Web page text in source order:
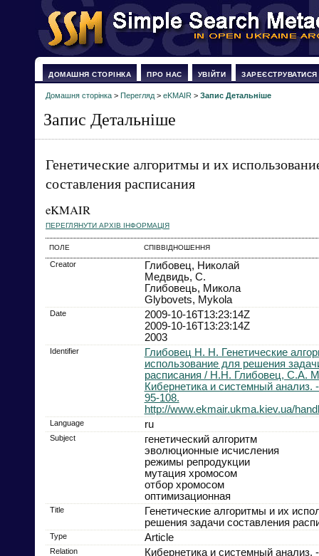
ДОМАШНЯ СТОРІНКА ПРО НАС УВІЙТИ ЗАРЕЄСТРУВАТИСЯ
Домашня сторінка > Перегляд > eKMAIR > Запис Детальніше
Запис Детальніше
Генетические алгоритмы и их
составления расписания
eKMAIR
ПЕРЕГЛЯНУТИ АРХІВ ІНФОРМАЦІЯ
ПОЛЕ СПІВВІДНОШЕННЯ
Creator
Глибовец, Николай
Медвидь, С.
Глибовець, Микола
Glybovets, Mykola
Date
2009-10-16T13:23:14Z
2009-10-16T13:23:14Z
2003
Identifier
Глибовец Н. Н. Генетические
использование для решения
расписания / Н.Н. Глибовец, С.А.
Кибернетика и системный
95-108.
http://www.ekmair.ukma.kiev.ua/
Language ru
Subject
генетический алгоритм
эволюционные исчисления
режимы репродукции
мутация хромосом
отбор хромосом
оптимизационная
Title
Генетические алгоритмы и их
решения задачи составления
Type Article
Relation Кибернетика и системный